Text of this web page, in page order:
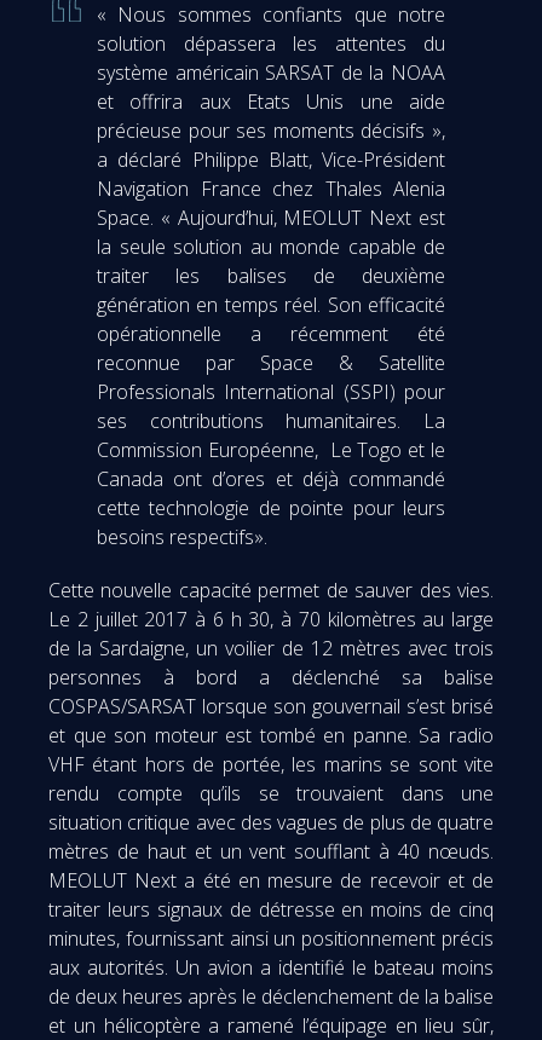
« Nous sommes confiants que notre
solution dépassera les attentes du
système américain SARSAT de la NOAA
et offrira aux Etats Unis une aide
précieuse pour ses moments décisifs »,
a déclaré Philippe Blatt, Vice-Président
Navigation France chez Thales Alenia
Space. « Aujourd’hui, MEOLUT Next est
la seule solution au monde capable de
traiter les balises de deuxième
génération en temps réel. Son efficacité
opérationnelle a récemment été
reconnue par Space & Satellite
Professionals International (SSPI) pour
ses contributions humanitaires. La
Commission Européenne, Le Togo et le
Canada ont d’ores et déjà commandé
cette technologie de pointe pour leurs
besoins respectifs».
Cette nouvelle capacité permet de sauver des vies.
Le 2 juillet 2017 à 6 h 30, à 70 kilomètres au large
de la Sardaigne, un voilier de 12 mètres avec trois
personnes à bord a déclenché sa balise
COSPAS/SARSAT lorsque son gouvernail s’est brisé
et que son moteur est tombé en panne. Sa radio
VHF étant hors de portée, les marins se sont vite
rendu compte qu’ils se trouvaient dans une
situation critique avec des vagues de plus de quatre
mètres de haut et un vent soufflant à 40 nœuds.
MEOLUT Next a été en mesure de recevoir et de
traiter leurs signaux de détresse en moins de cinq
minutes, fournissant ainsi un positionnement précis
aux autorités. Un avion a identifié le bateau moins
de deux heures après le déclenchement de la balise
et un hélicoptère a ramené l’équipage en lieu sûr,